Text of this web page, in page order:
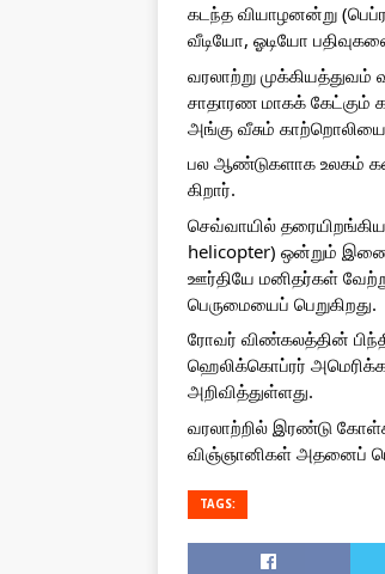
கடந்த வியாழனன்று
வீடியோ, ஓடியோ
வரலாற்று
சாதாரண மாகக் கேட்கும்
அங்கு வீசும் காற்றொலியை
பல ஆண்டுகளாக உலகம்
கிறார்.
செவ்வாயில்
helicopter) ஒன்றும்
ஊர்தியே மனிதர்கள்
பெருமையைப் பெறுகிறது.
ரோவர் விண்கலத்தின்
ஹெலிக்கொப்ரர்
அறிவித்துள்ளது.
வரலாற்றில் இரண்டு
விஞ்ஞானிகள் அதனைப்
TAGS: